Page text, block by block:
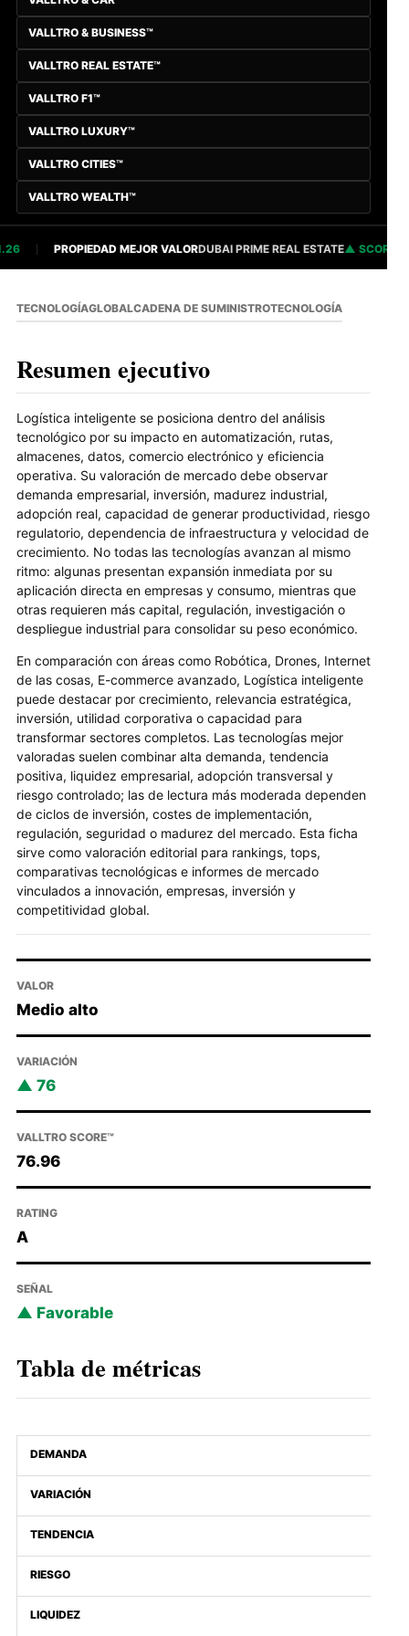
VALLTRO & BUSINESS™
VALLTRO REAL ESTATE™
VALLTRO F1™
VALLTRO LUXURY™
VALLTRO CITIES™
VALLTRO WEALTH™
PROPIEDAD MEJOR VALORDUBAI PRIME REAL ESTATE SCORE
TECNOLOGÍAGLOBALCADENA DE SUMINISTROTECNOLOGÍA
Resumen ejecutivo
Logística inteligente se posiciona dentro del análisis
tecnológico por su impacto en automatización, rutas,
almacenes, datos, comercio electrónico y eficiencia
operativa. Su valoración de mercado debe observar
demanda empresarial, inversión, madurez industrial,
adopción real, capacidad de generar productividad, riesgo
regulatorio, dependencia de infraestructura y velocidad de
crecimiento. No todas las tecnologías avanzan al mismo
ritmo: algunas presentan expansión inmediata por su
aplicación directa en empresas y consumo, mientras que
otras requieren más capital, regulación, investigación o
despliegue industrial para consolidar su peso económico.
En comparación con áreas como Robótica, Drones, Internet
de las cosas, E-commerce avanzado, Logística inteligente
puede destacar por crecimiento, relevancia estratégica,
inversión, utilidad corporativa o capacidad para
transformar sectores completos. Las tecnologías mejor
valoradas suelen combinar alta demanda, tendencia
positiva, liquidez empresarial, adopción transversal y
riesgo controlado; las de lectura más moderada dependen
de ciclos de inversión, costes de implementación,
regulación, seguridad o madurez del mercado. Esta ficha
sirve como valoración editorial para rankings, tops,
comparativas tecnológicas e informes de mercado
vinculados a innovación, empresas, inversión y
competitividad global.
VALOR
Medio alto
VARIACIÓN
76
VALLTRO SCORE™
76.96
RATING
A
SEÑAL
Favorable
Tabla de métricas
DEMANDA
VARIACIÓN
TENDENCIA
RIESGO
LIQUIDEZ